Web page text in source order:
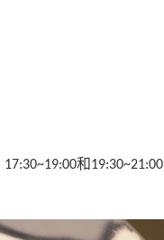
17:30~19:00和19:30~21:00